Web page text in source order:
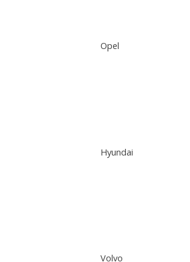
Opel
Hyundai
Volvo